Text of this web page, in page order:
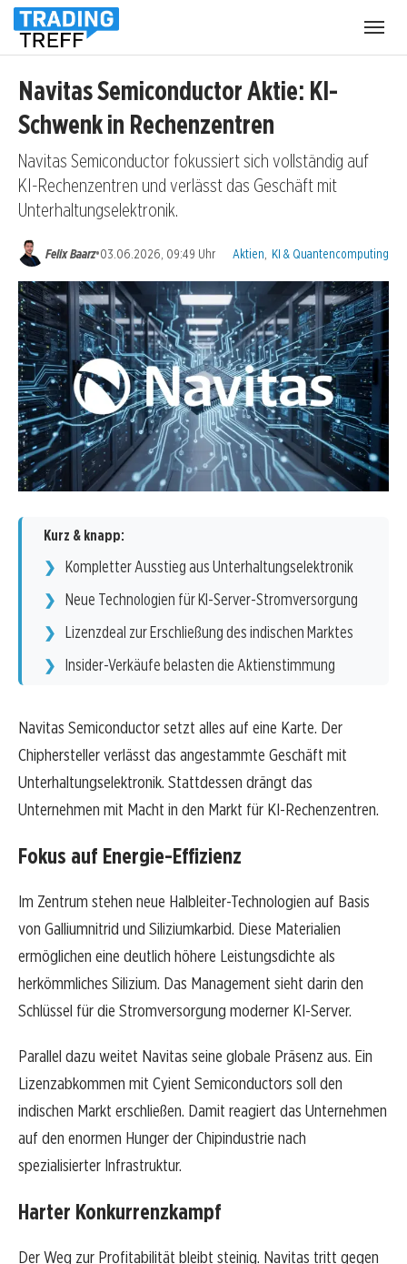
Navitas Semiconductor Aktie: KI-
Schwenk in Rechenzentren
Navitas Semiconductor fokussiert sich vollständig auf
KI-Rechenzentren und verlässt das Geschäft mit
Unterhaltungselektronik.
Felix Baarz•03.06.2026, 09:49 Uhr Kategorien:
Aktien KI & Quantencomputing
Kurz & knapp:
Kompletter Ausstieg aus Unterhaltungselektronik
Neue Technologien für KI-Server-Stromversorgung
Lizenzdeal zur Erschließung des indischen Marktes
Insider-Verkäufe belasten die Aktienstimmung
Navitas Semiconductor setzt alles auf eine Karte. Der
Chiphersteller verlässt das angestammte Geschäft mit
Unterhaltungselektronik. Stattdessen drängt das
Unternehmen mit Macht in den Markt für KI-Rechenzentren.
Fokus auf Energie-Effizienz
Im Zentrum stehen neue Halbleiter-Technologien auf Basis
von Galliumnitrid und Siliziumkarbid. Diese Materialien
ermöglichen eine deutlich höhere Leistungsdichte als
herkömmliches Silizium. Das Management sieht darin den
Schlüssel für die Stromversorgung moderner KI-Server.
Parallel dazu weitet Navitas seine globale Präsenz aus. Ein
Lizenzabkommen mit Cyient Semiconductors soll den
indischen Markt erschließen. Damit reagiert das Unternehmen
auf den enormen Hunger der Chipindustrie nach
spezialisierter Infrastruktur.
Harter Konkurrenzkampf
Der Weg zur Profitabilität bleibt steinig. Navitas tritt gegen